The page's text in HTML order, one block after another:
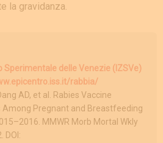
la gravidanza.
Sperimentale delle Venezie (IZSVe)
rabbia/
AD, et al. Rabies Vaccine
Among Pregnant and Breastfeeding
MMWR Morb Mortal Wkly
DOI: